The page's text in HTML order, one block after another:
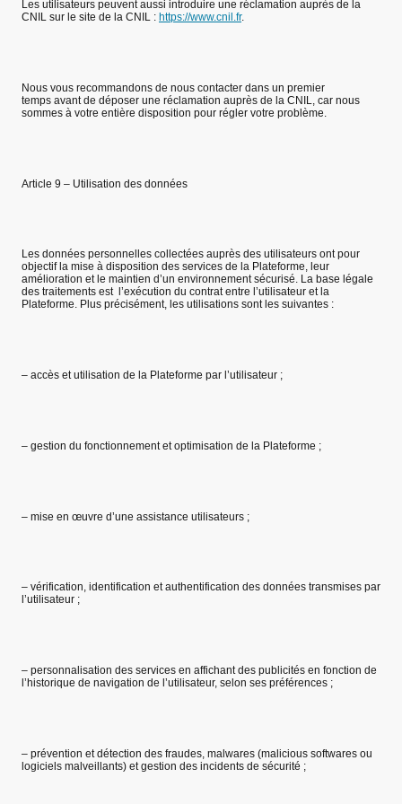
Les utilisateurs peuvent aussi introduire une réclamation auprès de la
CNIL sur le site de la CNIL : https://www.cnil.fr.
Nous vous recommandons de nous contacter dans un premier
temps avant de déposer une réclamation auprès de la CNIL, car nous
sommes à votre entière disposition pour régler votre problème.
Article 9 – Utilisation des données
Les données personnelles collectées auprès des utilisateurs ont pour
objectif la mise à disposition des services de la Plateforme, leur
amélioration et le maintien d’un environnement sécurisé. La base légale
des traitements est l’exécution du contrat entre l’utilisateur et la
Plateforme. Plus précisément, les utilisations sont les suivantes :
– accès et utilisation de la Plateforme par l’utilisateur ;
– gestion du fonctionnement et optimisation de la Plateforme ;
– mise en œuvre d’une assistance utilisateurs ;
– vérification, identification et authentification des données transmises par
l’utilisateur ;
– personnalisation des services en affichant des publicités en fonction de
l’historique de navigation de l’utilisateur, selon ses préférences ;
– prévention et détection des fraudes, malwares (malicious softwares ou
logiciels malveillants) et gestion des incidents de sécurité ;